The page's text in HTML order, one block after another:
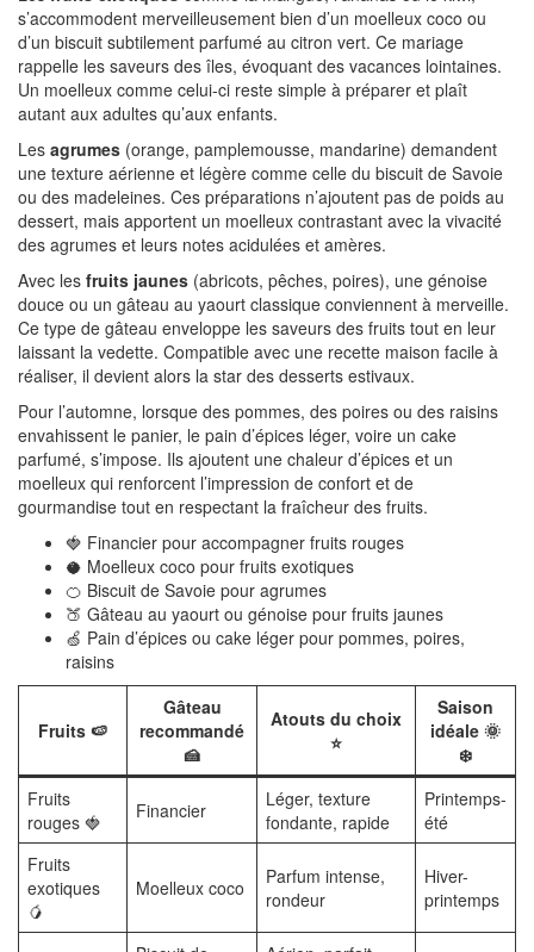
s’accommodent merveilleusement bien d’un moelleux coco ou
d’un biscuit subtilement parfumé au citron vert. Ce mariage
rappelle les saveurs des îles, évoquant des vacances lointaines.
Un moelleux comme celui-ci reste simple à préparer et plaît
autant aux adultes qu’aux enfants.
Les agrumes (orange, pamplemousse, mandarine) demandent
une texture aérienne et légère comme celle du biscuit de Savoie
ou des madeleines. Ces préparations n’ajoutent pas de poids au
dessert, mais apportent un moelleux contrastant avec la vivacité
des agrumes et leurs notes acidulées et amères.
Avec les fruits jaunes (abricots, pêches, poires), une génoise
douce ou un gâteau au yaourt classique conviennent à merveille.
Ce type de gâteau enveloppe les saveurs des fruits tout en leur
laissant la vedette. Compatible avec une recette maison facile à
réaliser, il devient alors la star des desserts estivaux.
Pour l’automne, lorsque des pommes, des poires ou des raisins
envahissent le panier, le pain d’épices léger, voire un cake
parfumé, s’impose. Ils ajoutent une chaleur d’épices et un
moelleux qui renforcent l’impression de confort et de
gourmandise tout en respectant la fraîcheur des fruits.
🍓 Financier pour accompagner fruits rouges
🥥 Moelleux coco pour fruits exotiques
🍊 Biscuit de Savoie pour agrumes
🍑 Gâteau au yaourt ou génoise pour fruits jaunes
🍏 Pain d’épices ou cake léger pour pommes, poires,
raisins
Fruits 🍉
Gâteau
recommandé
🍰
Atouts du choix
⭐
Saison
idéale 🌞
❄️
Fruits
rouges 🍓
Financier
Léger, texture
fondante, rapide
Printemps-
été
Fruits
exotiques
🥭
Moelleux coco
Parfum intense,
rondeur
Hiver-
printemps